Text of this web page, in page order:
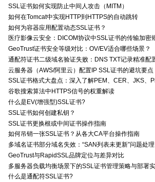
SSL证书如何实现防止中间人攻击（MITM）
如何在Tomcat中实现HTTP到HTTPS的自动跳转
如何为容器应用配置动态SSL证书？
医疗影像云安全：DICOM协议中SSL证书的传输加密
GeoTrust证书安全等级对比：OV/EV适合哪些场景？
通配符证书二级域名验证失败：DNS TXT记录精准配
云服务器（AWS/阿里云）配置IP SSL证书的避坑要点
SSL证书格式大盘点：深入了解PEM、CER、JKS、
谷歌搜索算法中HTTPS信号的权重解读
什么是EV(增强型)SSL证书?
SSL证书如何创建私钥？
SSL证书更换根或中间证书操作指南
如何吊销一张SSL证书？从各大CA平台操作指南
多域名证书部分域名失效：“SAN列表未更新”问题处理
GeoTrust与RapidSSL品牌定位与差异对比
多服务器负载均衡场景下的SSL证书管理策略与部署
什么是通配符SSL证书?